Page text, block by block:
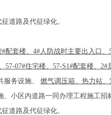
道路及代征绿化。
套楼、4#人防战时主要出入口
57-07#住宅楼、57-S1#配套楼、2#
服务设施、 燃气调压箱、热力站
、小区内道路一同办理工程施工招
道路及代征绿化。